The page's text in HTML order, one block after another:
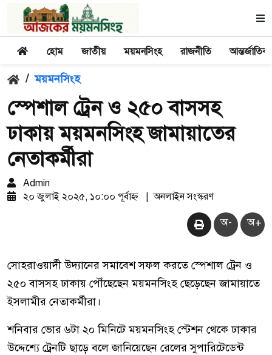
হোম জাতীয় ময়মনসিংহ রাজনীতি আন্তর্জাতিক
/ ময়মনসিংহ
স্পেশাল ট্রেন ও ২৫০ বাসসহ
ঢাকায় ময়মনসিংহ জামায়াতের
নেতাকর্মীরা
Admin
২০ জুলাই ২০২৫, ১০:০০ পূর্বাহ্ন
অনলাইন সংস্করণ
অ- অ+
সোহরাওয়ার্দী উদ্যানের সমাবেশ সফল করতে স্পেশাল ট্রেন ও
২৫০ বাসসহ ঢাকায় পৌঁছেছেন ময়মনসিংহ ছেড়েছেন জামায়াতে
ইসলামীর নেতাকর্মীরা।
শনিবার ভোর ৬টা ২০ মিনিটে ময়মনসিংহ স্টেশন থেকে ঢাকার
উদ্দেশ্যে ট্রেনটি ছাড়ে বলে জানিয়েছেন রেলের সুপারিটেডেন্ট